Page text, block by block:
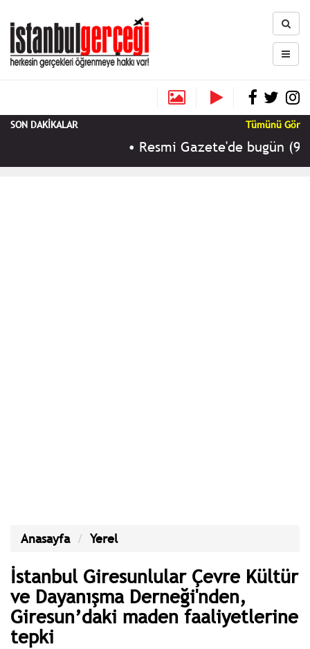
SON DAKİKALAR Tümünü Gör
Resmi Gazete'de bugün (9
Anasayfa Yerel
İstanbul Giresunlular Çevre Kültür
ve Dayanışma Derneği'nden,
Giresun’daki maden faaliyetlerine
tepki